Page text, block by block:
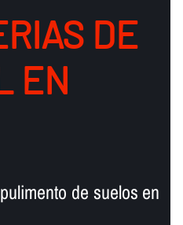
DE
EN
de suelos en